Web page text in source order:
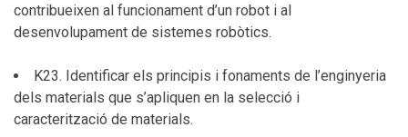
contribueixen al funcionament d’un robot i al
desenvolupament de sistemes robòtics.
K23. Identificar els principis i fonaments de l’enginyeria
dels materials que s’apliquen en la selecció i
caracterització de materials.